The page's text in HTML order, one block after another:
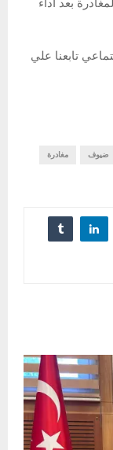
بعد أداء
تابعنا علي
ضيوف مغادرة